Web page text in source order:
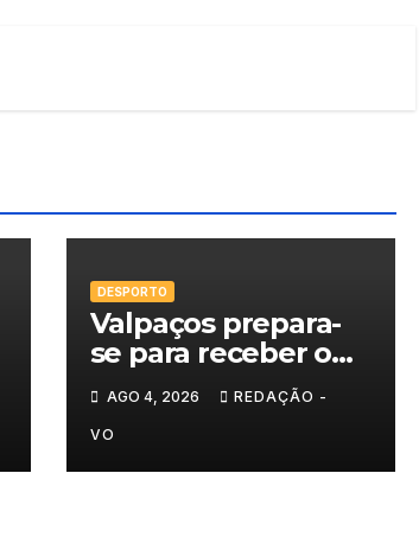
DESPORTO
Valpaços prepara-
se para receber o
AGO 4, 2026 REDAÇÃO -
VO